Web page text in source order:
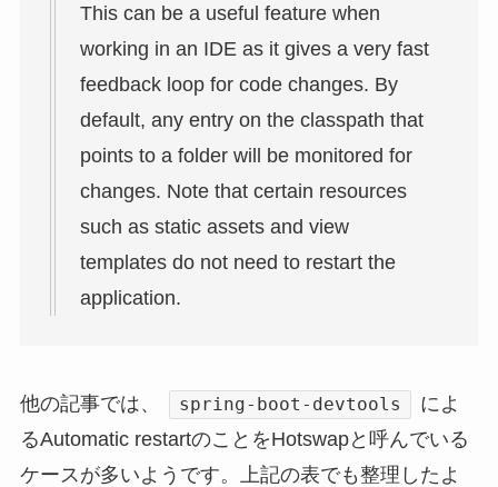
This can be a useful feature when
working in an IDE as it gives a very fast
feedback loop for code changes. By
default, any entry on the classpath that
points to a folder will be monitored for
changes. Note that certain resources
such as static assets and view
templates do not need to restart the
application.
他の記事では、 spring-boot-devtools
によ
るAutomatic restartのことをHotswapと呼んでいる
ケースが多いようです。上記の表でも整理したよ